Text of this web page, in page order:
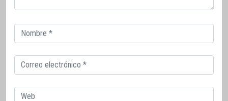
Correo
electrónico
Correo
electrónico
Web